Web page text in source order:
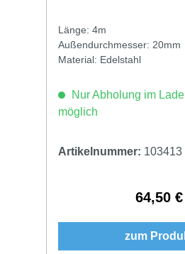
Länge: 4m
Außendurchmesser: 20mm
Material: Edelstahl
Nur Abholung im
möglich
Artikelnummer: 103413
64,50 €
zum